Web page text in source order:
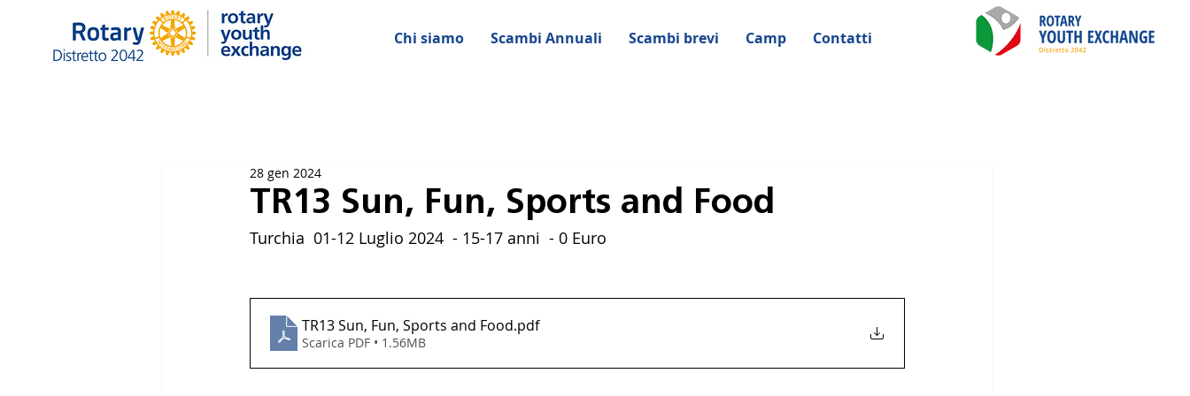
Chi siamo Scambi Annuali Scambi brevi Camp Contatti
TR13 Sun, Fun, Sports and Food
28 gen 2024
Turchia  01-12 Luglio 2024  - 15-17 anni  - 0 Euro
TR13 Sun, Fun, Sports and Food.pdf
Scarica PDF • 1.56MB